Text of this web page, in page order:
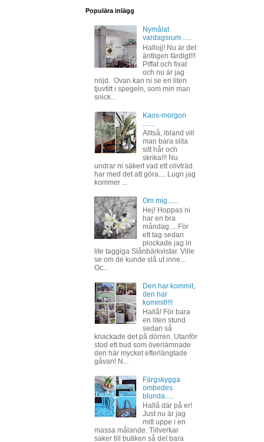
Populära inlägg
Nymålat
vardagsrum .....
Hallojj! Nu är det
äntligen färdigt!!!
Piffat och fixat
och nu är jag
nöjd. Ovan kan ni se en liten
tjuvtitt i spegeln, som min man
snick...
Kaos-morgon
Alltså, ibland vill
man bara slita
sitt hår och
skrika!!! Nu
undrar ni säkert vad ett olivträd
har med det att göra.... Lugn jag
kommer ...
Om mig......
Hej! Hoppas ni
har en bra
måndag.... För
ett tag sedan
plockade jag in
lite taggiga Slånbärkvistar. Ville
se om de kunde slå ut inne...
Oc...
Den har kommit,
den har
kommit!!!!
Hallå! För bara
en liten stund
sedan så
knackade det på dörren. Utanför
stod ett bud som överlämnade
den här mycket efterlängtade
gåvan! N...
Färgskygga
ombedes
blunda.....
Hallå där på er!
Just nu är jag
mitt uppe i en
massa målande. Tillverkar
saker till butiken så det bara